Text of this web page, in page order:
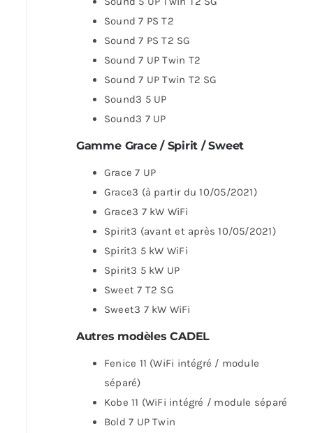
Sound 7 PS T2
Sound 7 PS T2 SG
Sound 7 UP Twin T2
Sound 7 UP Twin T2 SG
Sound3 5 UP
Sound3 7 UP
Gamme Grace / Spirit / Sweet
Grace 7 UP
Grace3 (à partir du 10/05/2021)
Grace3 7 kW WiFi
Spirit3 (avant et après 10/05/2021)
Spirit3 5 kW WiFi
Spirit3 5 kW UP
Sweet 7 T2 SG
Sweet3 7 kW WiFi
Autres modèles CADEL
Fenice 11 (WiFi intégré / module
séparé)
Kobe 11 (WiFi intégré / module séparé)
Bold 7 UP Twin